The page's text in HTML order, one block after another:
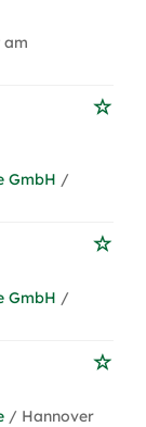
GmbH /
GmbH /
/ Hannover